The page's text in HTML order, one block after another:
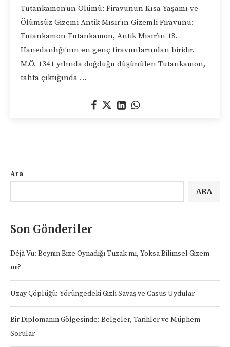
Tutankamon’un Ölümü: Firavunun Kısa Yaşamı ve
Ölümsüz Gizemi Antik Mısır’ın Gizemli Firavunu:
Tutankamon Tutankamon, Antik Mısır’ın 18.
Hanedanlığı’nın en genç firavunlarından biridir.
M.Ö. 1341 yılında doğduğu düşünülen Tutankamon,
tahta çıktığında …
Ara
ARA
Son Gönderiler
Déjà Vu: Beynin Bize Oynadığı Tuzak mı, Yoksa Bilimsel Gizem
mi?
Uzay Çöplüğü: Yörüngedeki Gizli Savaş ve Casus Uydular
Bir Diplomanın Gölgesinde: Belgeler, Tarihler ve Müphem
Sorular